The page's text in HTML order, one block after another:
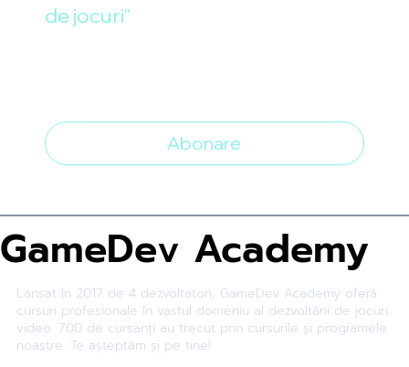
GameDev Academy
Lansat în 2017 de 4 dezvoltatori, GameDev Academy oferă
cursuri profesionale în vastul domeniu al dezvoltării de jocuri
video. 700 de cursanți au trecut prin cursurile și programele
noastre. Te așteptăm și pe tine!
de jocuri"
Abonare